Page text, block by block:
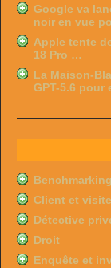
Google va
noir en vue
Apple tente
18 Pro …
La Maison-
GPT-5.6 pour
Benchmarking
Client et
Détective
Droit
Enquête et